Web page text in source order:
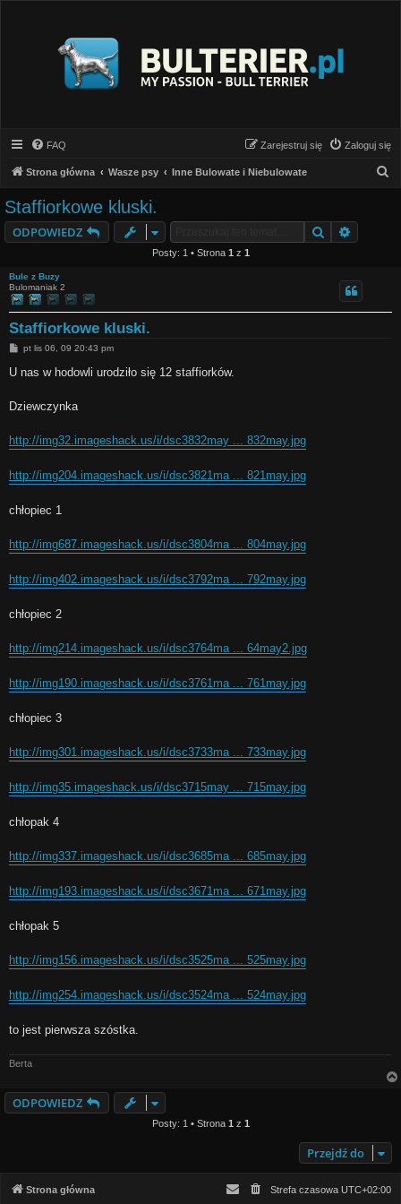
FAQ Zaloguj się
Zarejestruj się
Strona główna Wasze psy Inne Bulowate i Niebulowate
Staffiorkowe kluski.
ODPOWIEDZ Szukaj
Posty: 1 • Strona 1 z 1
Bule z Buzy
Bulomaniak 2
Staffiorkowe kluski.
P
s
t
pt lis 06, 09 20:43 pm
U nas w hodowli urodziło się 12 staffiorków.
Dziewczynka
http://img32.imageshack.us/i/dsc3832may ... 832may.jpg
http://img204.imageshack.us/i/dsc3821ma ... 821may.jpg
chłopiec 1
http://img687.imageshack.us/i/dsc3804ma ... 804may.jpg
http://img402.imageshack.us/i/dsc3792ma ... 792may.jpg
chłopiec 2
http://img214.imageshack.us/i/dsc3764ma ... 64may2.jpg
http://img190.imageshack.us/i/dsc3761ma ... 761may.jpg
chłopiec 3
http://img301.imageshack.us/i/dsc3733ma ... 733may.jpg
http://img35.imageshack.us/i/dsc3715may ... 715may.jpg
chłopak 4
http://img337.imageshack.us/i/dsc3685ma ... 685may.jpg
http://img193.imageshack.us/i/dsc3671ma ... 671may.jpg
chłopak 5
http://img156.imageshack.us/i/dsc3525ma ... 525may.jpg
http://img254.imageshack.us/i/dsc3524ma ... 524may.jpg
to jest pierwsza szóstka.
Berta
ODPOWIEDZ
Posty: 1 • Strona 1 z 1
Przejdź do
Strona główna Strefa czasowa UTC+02:00